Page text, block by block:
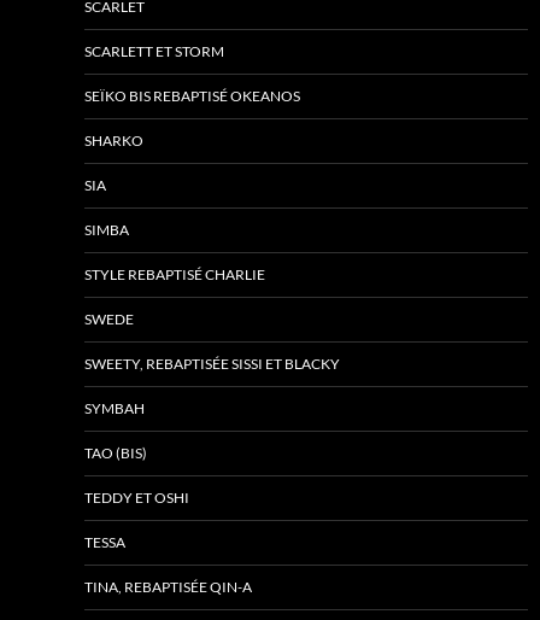
SCARLET
SCARLETT ET STORM
SEÏKO BIS REBAPTISÉ OKEANOS
SHARKO
SIA
SIMBA
STYLE REBAPTISÉ CHARLIE
SWEDE
SWEETY, REBAPTISÉE SISSI ET BLACKY
SYMBAH
TAO (BIS)
TEDDY ET OSHI
TESSA
TINA, REBAPTISÉE QIN-A